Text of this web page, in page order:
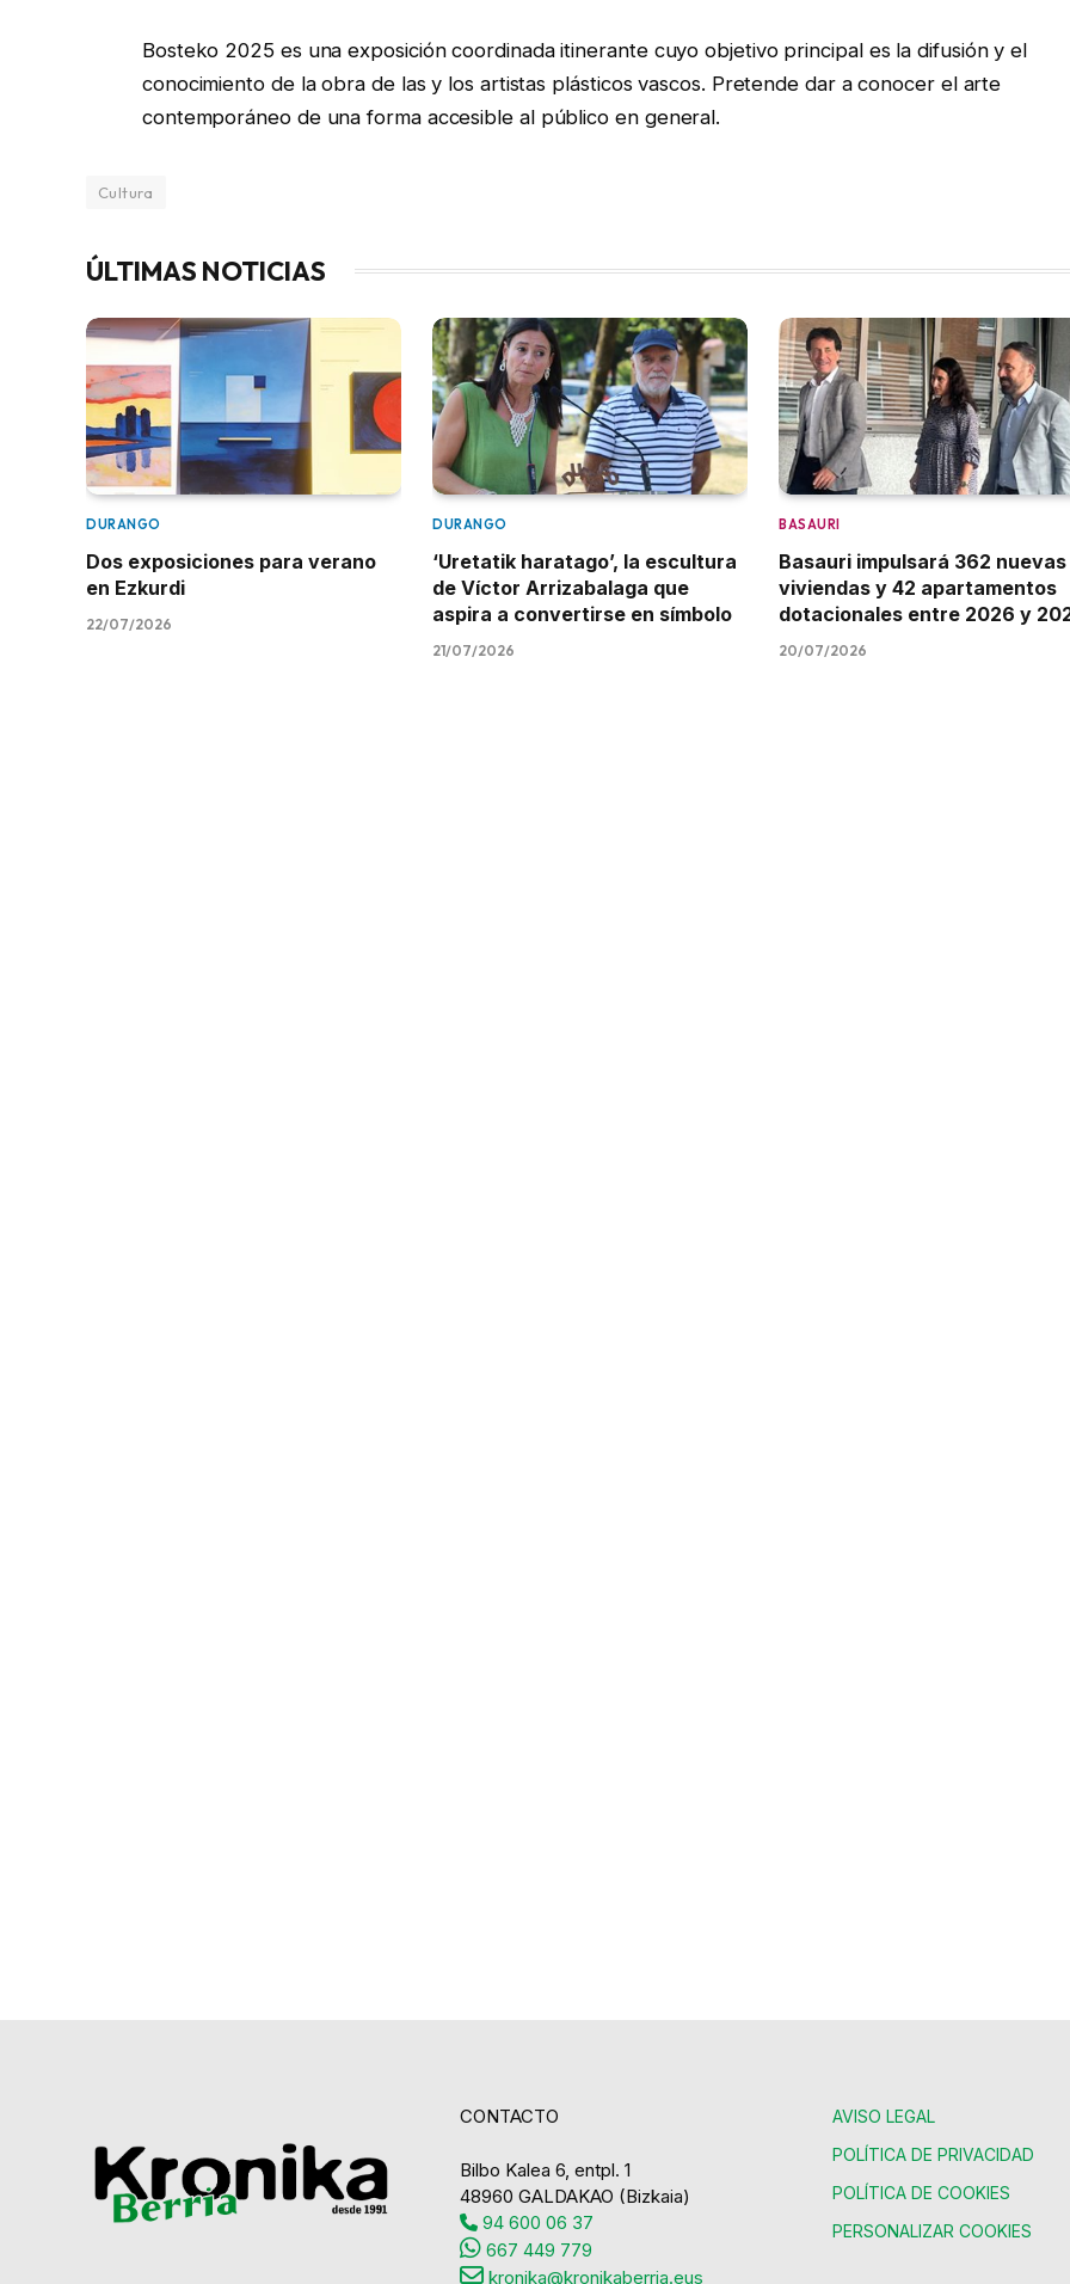
Bosteko 2025 es una exposición coordinada itinerante cuyo objetivo principal es la difusión y el
conocimiento de la obra de las y los artistas plásticos vascos. Pretende dar a conocer el arte
contemporáneo de una forma accesible al público en general.
Cultura
ÚLTIMAS NOTICIAS
DURANGO
Dos exposiciones para verano
en Ezkurdi
22/07/2026
DURANGO
‘Uretatik haratago’, la escultura
de Víctor Arrizabalaga que
aspira a convertirse en símbolo
21/07/2026
BASAURI
Basauri impulsará 362 nuevas
viviendas y 42 apartamentos
dotacionales entre 2026 y
20/07/2026
CONTACTO
Bilbo Kalea 6, entpl. 1
48960 GALDAKAO (Bizkaia)
94 600 06 37
667 449 779
kronika@kronikaberria.eus
AVISO LEGAL
POLÍTICA DE PRIVACIDAD
POLÍTICA DE COOKIES
PERSONALIZAR COOKIES